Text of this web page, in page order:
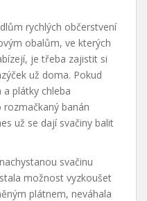
rychlých občerstvení
obalům, ve kterých
je třeba zajistit si
už doma. Pokud
plátky chleba
banán
už se dají svačiny balit
svačinu
možnost vyzkoušet
plátnem, neváhala